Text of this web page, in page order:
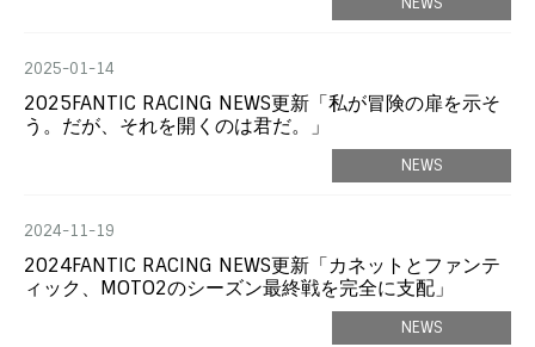
2025-01-14
2025FANTIC RACING NEWS更新「私が冒険の扉を示そ
う。だが、それを開くのは君だ。」
NEWS
2024-11-19
2024FANTIC RACING NEWS更新「カネットとファンテ
ィック、MOTO2のシーズン最終戦を完全に支配」
NEWS